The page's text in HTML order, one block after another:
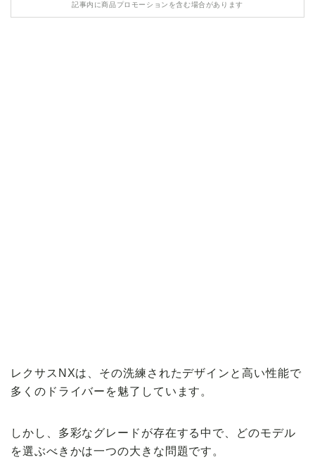
HONDA
記事内に商品プロモーションを含む場合があります
レクサスNXは、その洗練されたデザインと高い性能で
多くのドライバーを魅了しています。
しかし、多彩なグレードが存在する中で、どのモデル
を選ぶべきかは一つの大きな問題です。